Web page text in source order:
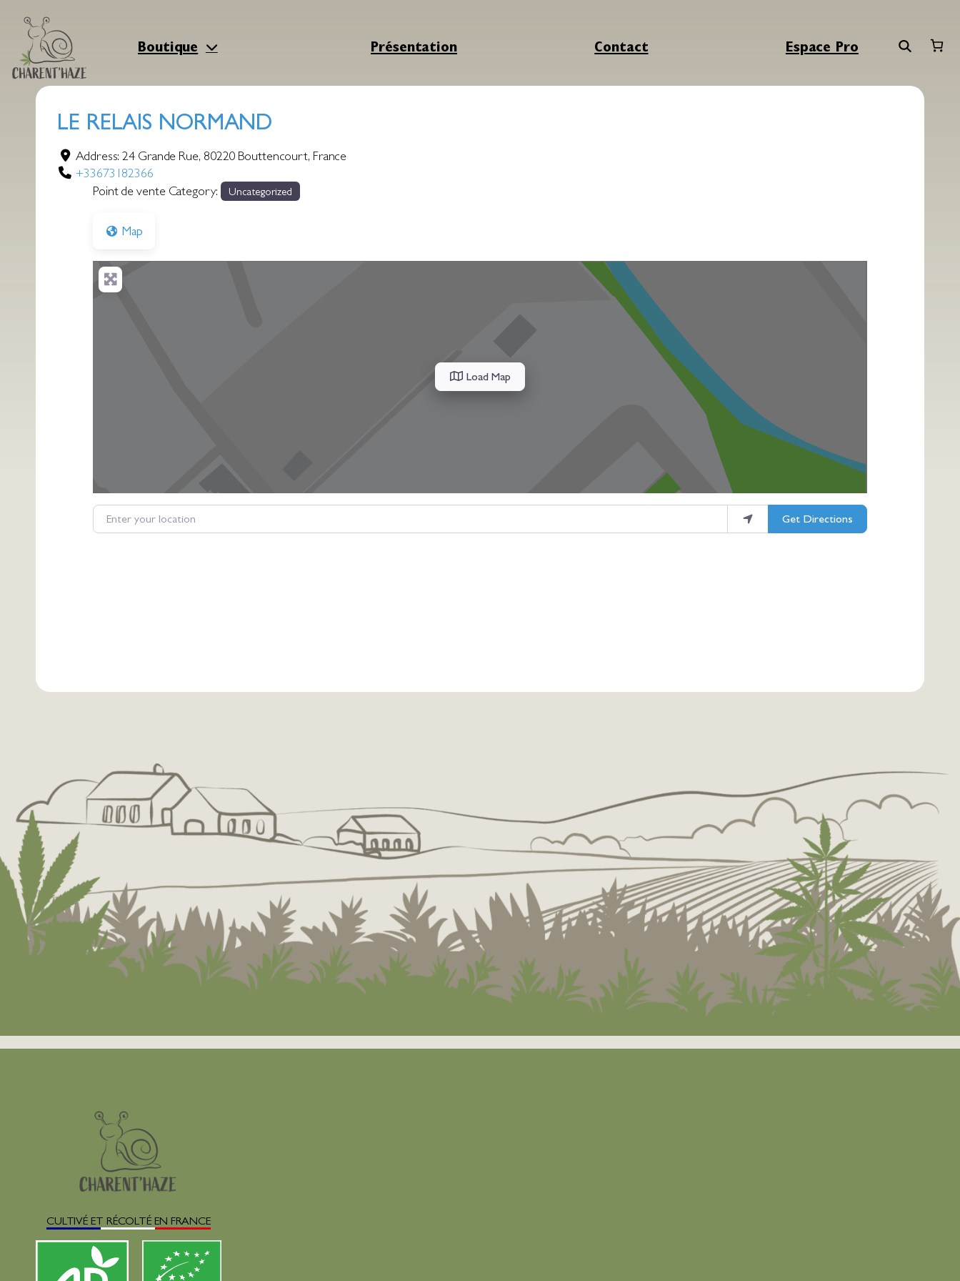
contenu
Boutique Présentation Contact Espace Pro
LE RELAIS NORMAND
Address:24 Grande Rue, 80220 Bouttencourt, France
+33673182366
Point de vente Category:
Uncategorized
Map
Load Map
Enter your location
Get Directions
CULTIVÉ ET RÉCOLTÉ EN FRANCE